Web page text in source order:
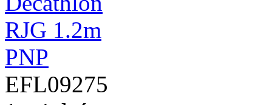
EFL09275